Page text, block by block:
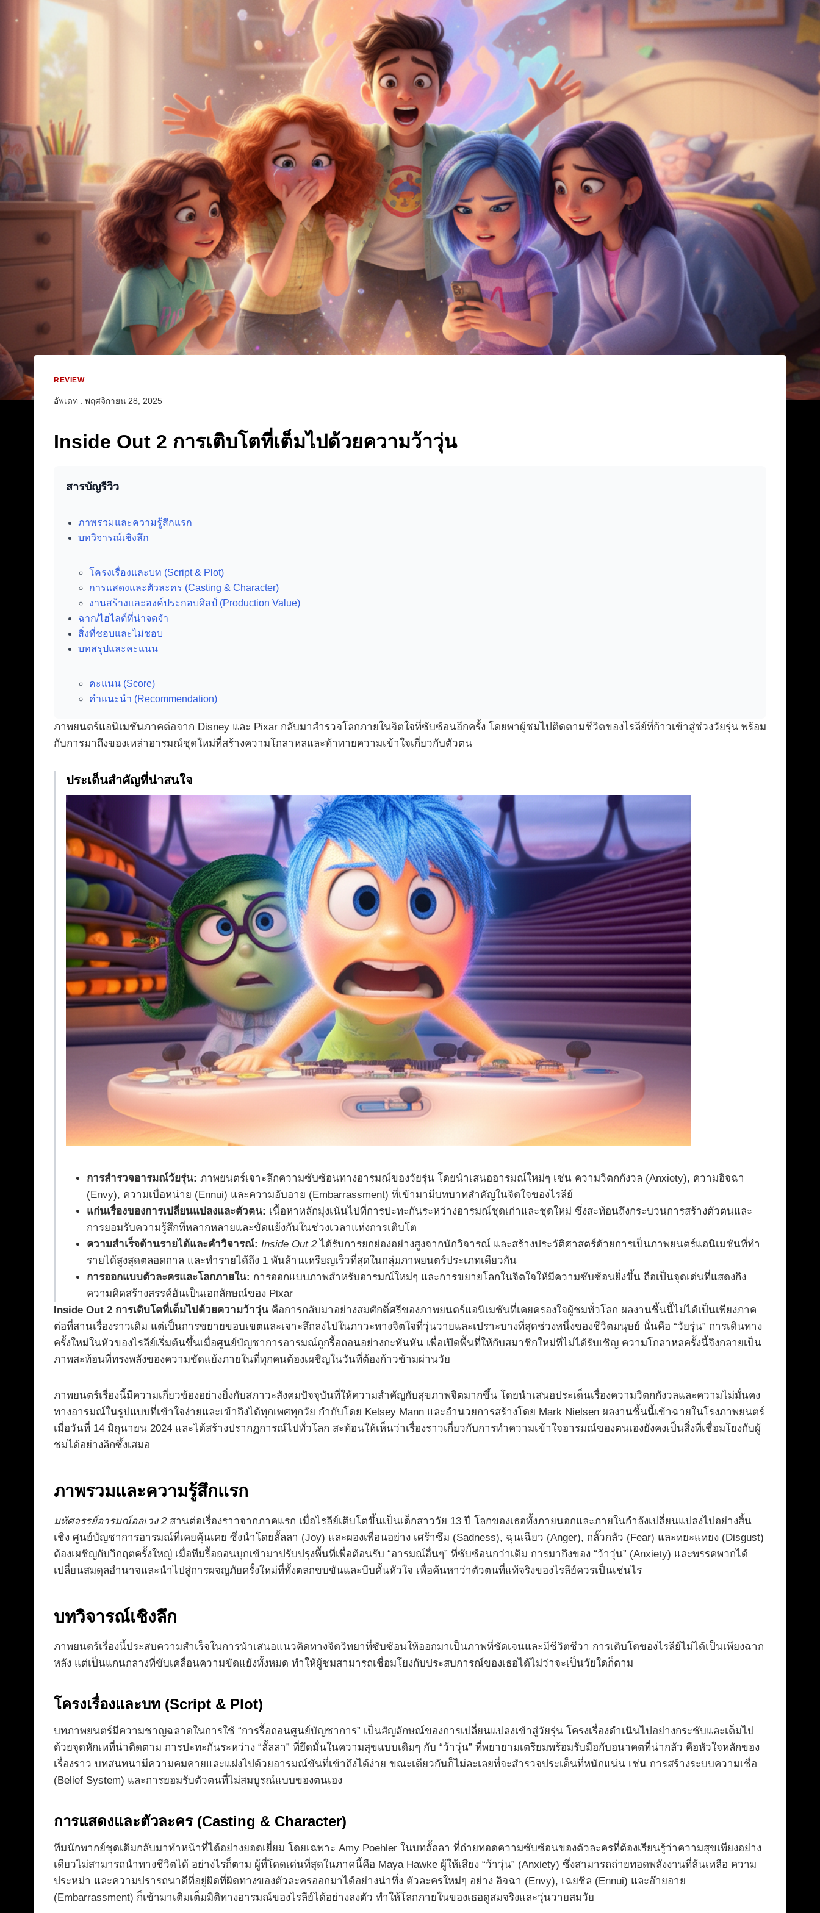
REVIEW
อัพเดท : พฤศจิกายน 28, 2025
Inside Out 2 การเติบโตที่เต็มไปด้วยความว้าวุ่น
สารบัญรีวิว
ภาพรวมและความรู้สึกแรก
บทวิจารณ์เชิงลึก
โครงเรื่องและบท (Script & Plot)
การแสดงและตัวละคร (Casting & Character)
งานสร้างและองค์ประกอบศิลป์ (Production Value)
ฉาก/ไฮไลต์ที่น่าจดจำ
สิ่งที่ชอบและไม่ชอบ
บทสรุปและคะแนน
คะแนน (Score)
คำแนะนำ (Recommendation)
ภาพยนตร์แอนิเมชันภาคต่อจาก Disney และ Pixar กลับมาสำรวจโลกภายในจิตใจที่ซับซ้อนอีกครั้ง โดยพาผู้ชมไปติดตามชีวิตของไรลีย์ที่ก้าวเข้าสู่ช่วงวัยรุ่น พร้อม
กับการมาถึงของเหล่าอารมณ์ชุดใหม่ที่สร้างความโกลาหลและท้าทายความเข้าใจเกี่ยวกับตัวตน
ประเด็นสำคัญที่น่าสนใจ
การสำรวจอารมณ์วัยรุ่น: ภาพยนตร์เจาะลึกความซับซ้อนทางอารมณ์ของวัยรุ่น โดยนำเสนออารมณ์ใหม่ๆ เช่น ความวิตกกังวล (Anxiety), ความอิจฉา
(Envy), ความเบื่อหน่าย (Ennui) และความอับอาย (Embarrassment) ที่เข้ามามีบทบาทสำคัญในจิตใจของไรลีย์
แก่นเรื่องของการเปลี่ยนแปลงและตัวตน: เนื้อหาหลักมุ่งเน้นไปที่การปะทะกันระหว่างอารมณ์ชุดเก่าและชุดใหม่ ซึ่งสะท้อนถึงกระบวนการสร้างตัวตนและ
การยอมรับความรู้สึกที่หลากหลายและขัดแย้งกันในช่วงเวลาแห่งการเติบโต
ความสำเร็จด้านรายได้และคำวิจารณ์: Inside Out 2ได้รับการยกย่องอย่างสูงจากนักวิจารณ์ และสร้างประวัติศาสตร์ด้วยการเป็นภาพยนตร์แอนิเมชันที่ทำ
รายได้สูงสุดตลอดกาล และทำรายได้ถึง 1 พันล้านเหรียญเร็วที่สุดในกลุ่มภาพยนตร์ประเภทเดียวกัน
การออกแบบตัวละครและโลกภายใน: การออกแบบภาพสำหรับอารมณ์ใหม่ๆ และการขยายโลกในจิตใจให้มีความซับซ้อนยิ่งขึ้น ถือเป็นจุดเด่นที่แสดงถึง
ความคิดสร้างสรรค์อันเป็นเอกลักษณ์ของ Pixar
Inside Out 2 การเติบโตที่เต็มไปด้วยความว้าวุ่น คือการกลับมาอย่างสมศักดิ์ศรีของภาพยนตร์แอนิเมชันที่เคยครองใจผู้ชมทั่วโลก ผลงานชิ้นนี้ไม่ได้เป็นเพียงภาค
ต่อที่สานเรื่องราวเดิม แต่เป็นการขยายขอบเขตและเจาะลึกลงไปในภาวะทางจิตใจที่วุ่นวายและเปราะบางที่สุดช่วงหนึ่งของชีวิตมนุษย์ นั่นคือ “วัยรุ่น” การเดินทาง
ครั้งใหม่ในหัวของไรลีย์เริ่มต้นขึ้นเมื่อศูนย์บัญชาการอารมณ์ถูกรื้อถอนอย่างกะทันหัน เพื่อเปิดพื้นที่ให้กับสมาชิกใหม่ที่ไม่ได้รับเชิญ ความโกลาหลครั้งนี้จึงกลายเป็น
ภาพสะท้อนที่ทรงพลังของความขัดแย้งภายในที่ทุกคนต้องเผชิญในวันที่ต้องก้าวข้ามผ่านวัย
ภาพยนตร์เรื่องนี้มีความเกี่ยวข้องอย่างยิ่งกับสภาวะสังคมปัจจุบันที่ให้ความสำคัญกับสุขภาพจิตมากขึ้น โดยนำเสนอประเด็นเรื่องความวิตกกังวลและความไม่มั่นคง
ทางอารมณ์ในรูปแบบที่เข้าใจง่ายและเข้าถึงได้ทุกเพศทุกวัย กำกับโดย Kelsey Mann และอำนวยการสร้างโดย Mark Nielsen ผลงานชิ้นนี้เข้าฉายในโรงภาพยนตร์
เมื่อวันที่ 14 มิถุนายน 2024 และได้สร้างปรากฏการณ์ไปทั่วโลก สะท้อนให้เห็นว่าเรื่องราวเกี่ยวกับการทำความเข้าใจอารมณ์ของตนเองยังคงเป็นสิ่งที่เชื่อมโยงกับผู้
ชมได้อย่างลึกซึ้งเสมอ
ภาพรวมและความรู้สึกแรก
มหัศจรรย์อารมณ์อลเวง 2สานต่อเรื่องราวจากภาคแรก เมื่อไรลีย์เติบโตขึ้นเป็นเด็กสาววัย 13 ปี โลกของเธอทั้งภายนอกและภายในกำลังเปลี่ยนแปลงไปอย่างสิ้น
เชิง ศูนย์บัญชาการอารมณ์ที่เคยคุ้นเคย ซึ่งนำโดยลั้ลลา (Joy) และผองเพื่อนอย่าง เศร้าซึม (Sadness), ฉุนเฉียว (Anger), กลั๊วกลัว (Fear) และหยะแหยง (Disgust)
ต้องเผชิญกับวิกฤตครั้งใหญ่ เมื่อทีมรื้อถอนบุกเข้ามาปรับปรุงพื้นที่เพื่อต้อนรับ “อารมณ์อื่นๆ” ที่ซับซ้อนกว่าเดิม การมาถึงของ “ว้าวุ่น” (Anxiety) และพรรคพวกได้
เปลี่ยนสมดุลอำนาจและนำไปสู่การผจญภัยครั้งใหม่ที่ทั้งตลกขบขันและบีบคั้นหัวใจ เพื่อค้นหาว่าตัวตนที่แท้จริงของไรลีย์ควรเป็นเช่นไร
บทวิจารณ์เชิงลึก
ภาพยนตร์เรื่องนี้ประสบความสำเร็จในการนำเสนอแนวคิดทางจิตวิทยาที่ซับซ้อนให้ออกมาเป็นภาพที่ชัดเจนและมีชีวิตชีวา การเติบโตของไรลีย์ไม่ได้เป็นเพียงฉาก
หลัง แต่เป็นแกนกลางที่ขับเคลื่อนความขัดแย้งทั้งหมด ทำให้ผู้ชมสามารถเชื่อมโยงกับประสบการณ์ของเธอได้ไม่ว่าจะเป็นวัยใดก็ตาม
โครงเรื่องและบท (Script & Plot)
บทภาพยนตร์มีความชาญฉลาดในการใช้ “การรื้อถอนศูนย์บัญชาการ” เป็นสัญลักษณ์ของการเปลี่ยนแปลงเข้าสู่วัยรุ่น โครงเรื่องดำเนินไปอย่างกระชับและเต็มไป
ด้วยจุดหักเหที่น่าติดตาม การปะทะกันระหว่าง “ลั้ลลา” ที่ยึดมั่นในความสุขแบบเดิมๆ กับ “ว้าวุ่น” ที่พยายามเตรียมพร้อมรับมือกับอนาคตที่น่ากลัว คือหัวใจหลักของ
เรื่องราว บทสนทนามีความคมคายและแฝงไปด้วยอารมณ์ขันที่เข้าถึงได้ง่าย ขณะเดียวกันก็ไม่ละเลยที่จะสำรวจประเด็นที่หนักแน่น เช่น การสร้างระบบความเชื่อ
(Belief System) และการยอมรับตัวตนที่ไม่สมบูรณ์แบบของตนเอง
การแสดงและตัวละคร (Casting & Character)
ทีมนักพากย์ชุดเดิมกลับมาทำหน้าที่ได้อย่างยอดเยี่ยม โดยเฉพาะ Amy Poehler ในบทลั้ลลา ที่ถ่ายทอดความซับซ้อนของตัวละครที่ต้องเรียนรู้ว่าความสุขเพียงอย่าง
เดียวไม่สามารถนำทางชีวิตได้ อย่างไรก็ตาม ผู้ที่โดดเด่นที่สุดในภาคนี้คือ Maya Hawke ผู้ให้เสียง “ว้าวุ่น” (Anxiety) ซึ่งสามารถถ่ายทอดพลังงานที่ล้นเหลือ ความ
ประหม่า และความปรารถนาดีที่อยู่ผิดที่ผิดทางของตัวละครออกมาได้อย่างน่าทึ่ง ตัวละครใหม่ๆ อย่าง อิจฉา (Envy), เฉยชิล (Ennui) และอ๊ายอาย
(Embarrassment) ก็เข้ามาเติมเต็มมิติทางอารมณ์ของไรลีย์ได้อย่างลงตัว ทำให้โลกภายในของเธอดูสมจริงและวุ่นวายสมวัย